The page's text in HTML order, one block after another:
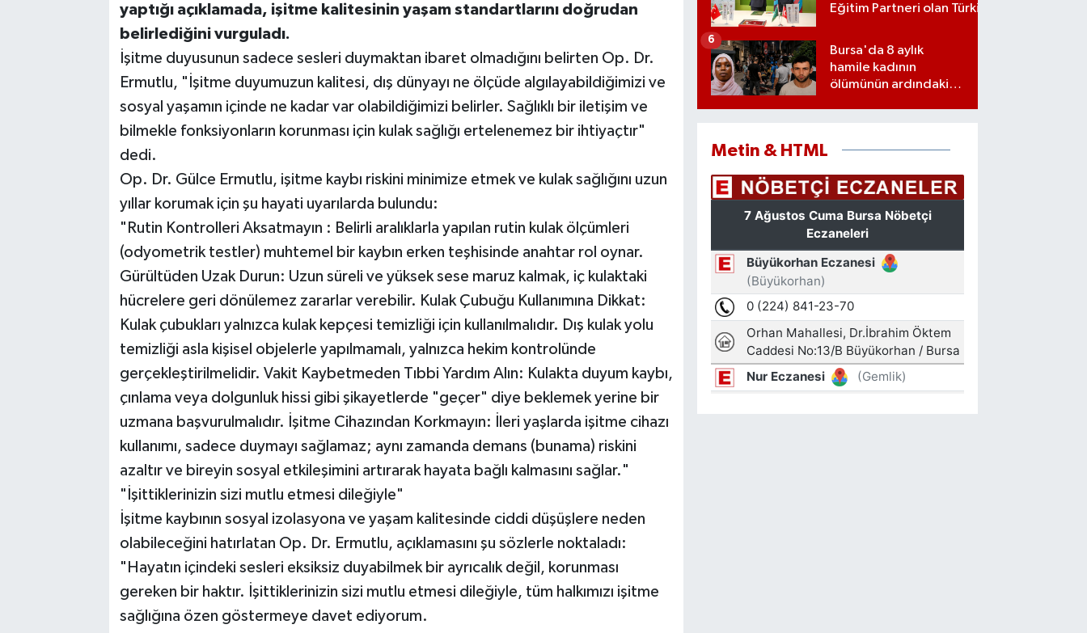
yaptığı açıklamada, işitme kalitesinin yaşam standartlarını doğrudan
belirlediğini vurguladı.
İşitme duyusunun sadece sesleri duymaktan ibaret olmadığını belirten Op. Dr.
Ermutlu, "İşitme duyumuzun kalitesi, dış dünyayı ne ölçüde algılayabildiğimizi ve
sosyal yaşamın içinde ne kadar var olabildiğimizi belirler. Sağlıklı bir iletişim ve
bilmekle fonksiyonların korunması için kulak sağlığı ertelenemez bir ihtiyaçtır"
dedi.
Op. Dr. Gülce Ermutlu, işitme kaybı riskini minimize etmek ve kulak sağlığını uzun
yıllar korumak için şu hayati uyarılarda bulundu:
"Rutin Kontrolleri Aksatmayın : Belirli aralıklarla yapılan rutin kulak ölçümleri
(odyometrik testler) muhtemel bir kaybın erken teşhisinde anahtar rol oynar.
Gürültüden Uzak Durun: Uzun süreli ve yüksek sese maruz kalmak, iç kulaktaki
hücrelere geri dönülemez zararlar verebilir. Kulak Çubuğu Kullanımına Dikkat:
Kulak çubukları yalnızca kulak kepçesi temizliği için kullanılmalıdır. Dış kulak yolu
temizliği asla kişisel objelerle yapılmamalı, yalnızca hekim kontrolünde
gerçekleştirilmelidir. Vakit Kaybetmeden Tıbbi Yardım Alın: Kulakta duyum kaybı,
çınlama veya dolgunluk hissi gibi şikayetlerde "geçer" diye beklemek yerine bir
uzmana başvurulmalıdır. İşitme Cihazından Korkmayın: İleri yaşlarda işitme cihazı
kullanımı, sadece duymayı sağlamaz; aynı zamanda demans (bunama) riskini
azaltır ve bireyin sosyal etkileşimini artırarak hayata bağlı kalmasını sağlar."
"İşittiklerinizin sizi mutlu etmesi dileğiyle"
İşitme kaybının sosyal izolasyona ve yaşam kalitesinde ciddi düşüşlere neden
olabileceğini hatırlatan Op. Dr. Ermutlu, açıklamasını şu sözlerle noktaladı:
"Hayatın içindeki sesleri eksiksiz duyabilmek bir ayrıcalık değil, korunması
gereken bir haktır. İşittiklerinizin sizi mutlu etmesi dileğiyle, tüm halkımızı işitme
sağlığına özen göstermeye davet ediyorum.
Eğitim Partneri olan Türkiye’deki ilk
Bursa'da 8 aylık
hamile kadının
ölümünün ardındaki
6
Metin & HTML